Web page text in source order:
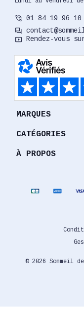
phone_in_talk 01 84 19 96
forum
smart_display Rendez-vous
MARQUES
CATÉGORIES
À PROPOS
© 2026 Sommeil